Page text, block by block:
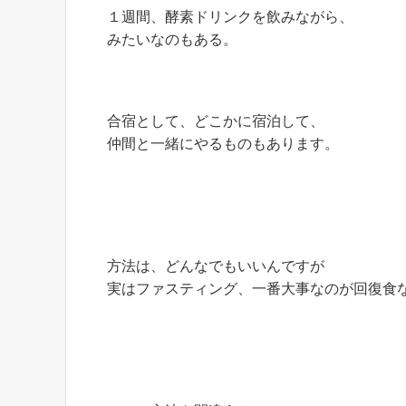
１週間、酵素ドリンクを飲みながら、
みたいなのもある。
合宿として、どこかに宿泊して、
仲間と一緒にやるものもあります。
方法は、どんなでもいいんですが
実はファスティング、一番大事なのが回復食